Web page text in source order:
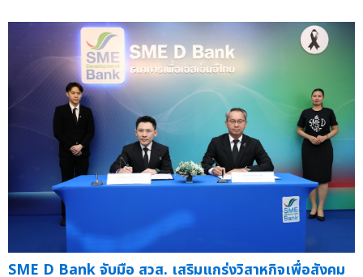
SME D Bank จับมือ สวส. เสริมแกร่งวิสาหกิจเพื่อสังคม